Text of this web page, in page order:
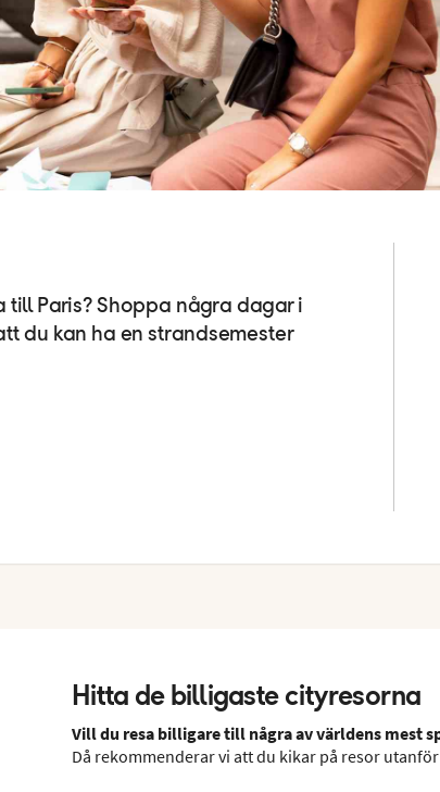
till Paris? Shoppa några dagar i
du kan ha en strandsemester
Hitta de billigaste cityresorna
Vill du resa billigare till några av världens mest
Då rekommenderar vi att du kikar på resor